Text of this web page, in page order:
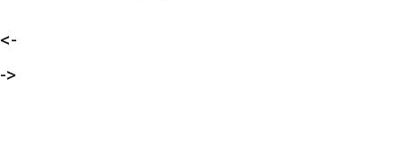
<-
->